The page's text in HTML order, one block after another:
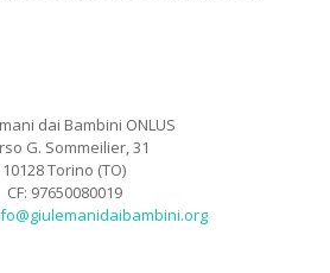
dai Bambini ONLUS
G. Sommeilier, 31
10128 Torino (TO)
CF: 97650080019